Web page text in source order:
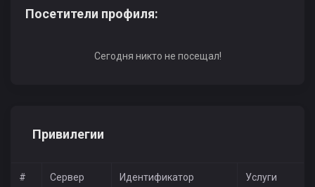
Посетители профиля:
Сегодня никто не посещал!
Привилегии
# Сервер Идентификатор Услуги